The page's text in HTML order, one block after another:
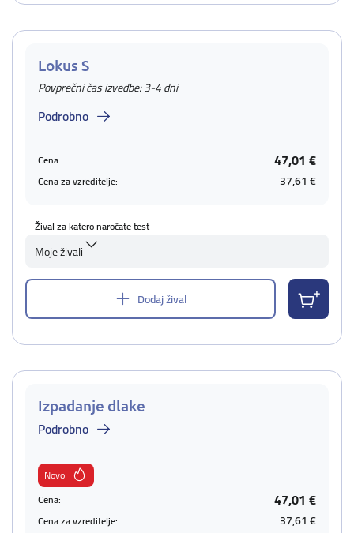
Lokus S
Povprečni čas izvedbe: 3-4 dni
Podrobno
Cena: 47,01 €
Cena za vzreditelje: 37,61 €
Žival za katero naročate test
Moje živali
Dodaj žival
Izpadanje dlake
Podrobno
Novo
Cena:
47,01 €
Cena za vzreditelje: 37,61 €